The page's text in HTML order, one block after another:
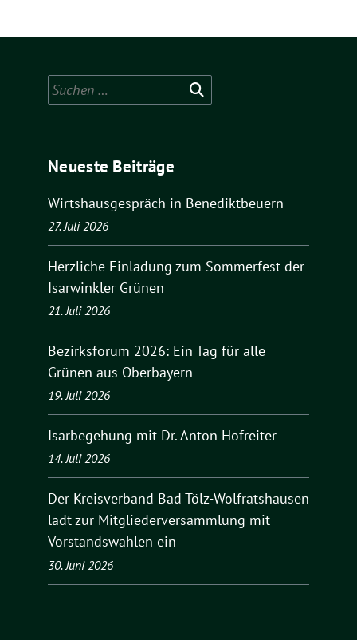
Suchen
nach:
Neueste Beiträge
Wirtshausgespräch in Benediktbeuern
27. Juli 2026
Herzliche Einladung zum Sommerfest der
Isarwinkler Grünen
21. Juli 2026
Bezirksforum 2026: Ein Tag für alle
Grünen aus Oberbayern
19. Juli 2026
Isarbegehung mit Dr. Anton Hofreiter
14. Juli 2026
Der Kreisverband Bad Tölz-Wolfratshausen
lädt zur Mitgliederversammlung mit
Vorstandswahlen ein
30. Juni 2026